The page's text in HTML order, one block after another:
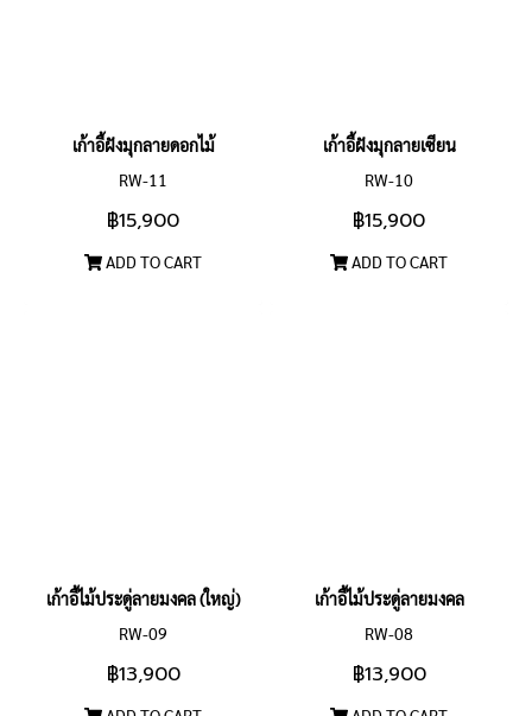
เก้าอี้ฝังมุกลายดอกไม้
RW-11
฿15,900
ADD TO CART
เก้าอี้ฝังมุกลายเซียน
RW-10
฿15,900
ADD TO CART
เก้าอี้ไม้ประดู่ลายมงคล (ใหญ่)
RW-09
฿13,900
เก้าอี้ไม้ประดู่ลายมงคล
RW-08
฿13,900